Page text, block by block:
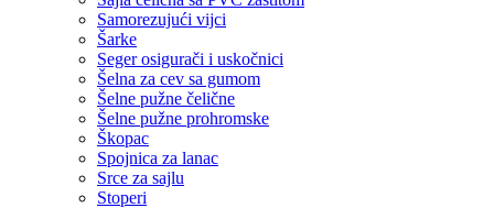
Samorezujući vijci
Šarke
Seger osigurači i uskočnici
Šelna za cev sa gumom
Šelne pužne čelične
Šelne pužne prohromske
Škopac
Spojnica za lanac
Srce za sajlu
Stoperi